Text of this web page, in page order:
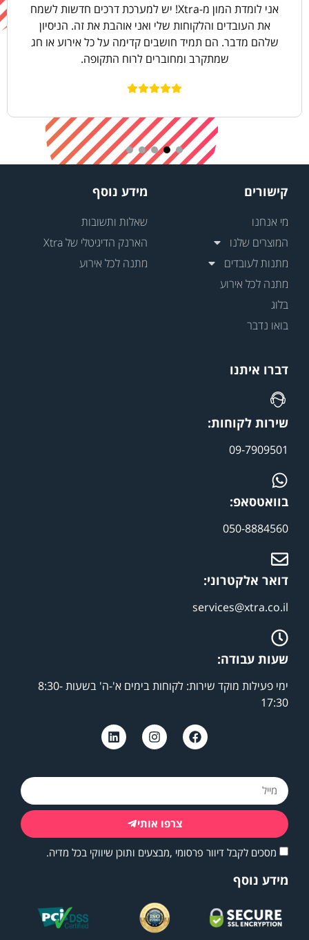
אני לומדת המון מ-Xtra! יש למערכת דרכים חדשות לשמח
את העובדים והלקוחות שלי ואני אוהבת את זה. הניסיון
שלהם מדבר. הם תמיד חושבים קדימה על כל אירוע או חג
שמתקרב ומחוברים לרוח התקופה.
קישורים
מי אנחנו
המוצרים שלנו
מתנות לעובדים
מתנה לכל אירוע
בלוג
בואו נדבר
מידע נוסף
שאלות ותשובות
הארנק הדיגיטלי של Xtra
מתנה לכל אירוע
דברו איתנו
שירות לקוחות:
09-7909501
בוואטסאפ:
050-8884560
דואר אלקטרוני:
services@xtra.co.il
שעות עבודה:
ימי פעילות מוקד שירות: לקוחות בימים א'-ה' בשעות 8:30-
17:30
מסכים לקבל דיוור פרסומי ,מבצעים ותוכן שיווקי בכל מדיה.
צרפו אותי
מידע נוסף